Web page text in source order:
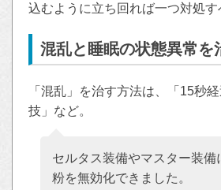
込むように立ち回れば一つ対処す
混乱と睡眠の状態異常を
「混乱」を治す方法は、「15秒
技」など。
セルタス装備やマスター装備
粉を無効化できました。